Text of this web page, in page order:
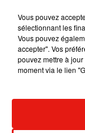
Musique
Vous pouvez
sélectionnant les
Vous pouvez
accepter". Vos
pouvez mettre à
moment via le lien